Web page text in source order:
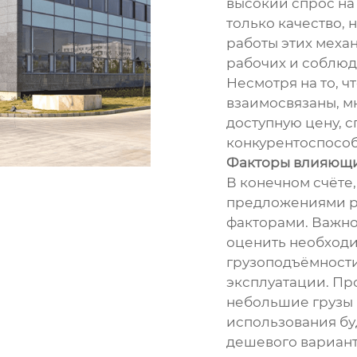
высокий спрос
только качество,
работы этих
рабочих и
Несмотря на то,
взаимосвязаны,
доступную цену,
Факторы
В конечном
предложениями
факторами.
оценить
эксплуатации.
небольшие грузы
использования
дешевого